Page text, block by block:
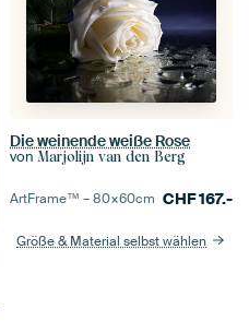
Die weinende weiße Rose
von Marjolijn van den Berg
ArtFrame™ –80×60cm CHF167.-
Größe & Material selbst wählen